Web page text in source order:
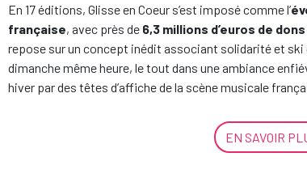
En 17 éditions, Glisse en Coeur s’est imposé comme l’
française, avec près de 6,3 millions d’euros de dons
repose sur un concept inédit associant solidarité et ski
dimanche même heure, le tout dans une ambiance
hiver par des têtes d’affiche de la scène musicale
EN SAVOIR